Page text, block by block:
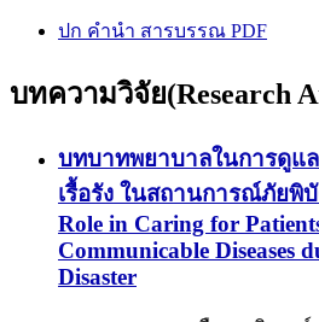
ปก คำนำ สารบรรณ PDF
บทความวิจัย(Research
บทบาทพยาบาลในการดูแ
เรื้อรัง ในสถานการณ์ภัยพิ
Role in Caring for
Communicable Diseases
Disaster